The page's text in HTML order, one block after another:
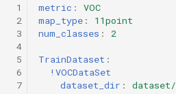
1
2
3
4
5
6
7
metric :
VOC
map_type :
11point
num_classes : 2
TrainDataset :
!VOCDataSet
dataset_dir :
dataset/